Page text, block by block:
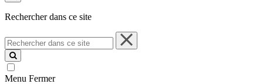
Rechercher dans ce site
Rechercher
dans
ce
site
Menu Fermer